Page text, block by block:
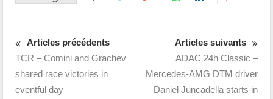
Articles précédents
TCR – Comini and Grachev
shared race victories in
eventful day
Articles suivants
ADAC 24h Classic –
Mercedes-AMG DTM driver
Daniel Juncadella starts in